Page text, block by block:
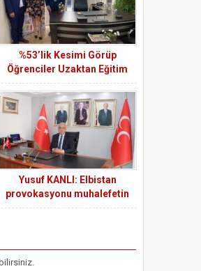
%53’lik Kesimi Görüp
Öğrenciler Uzaktan Eğitim
Görüyor Diye Sevinmek Çok
Yersiz.
Yusuf KANLI: Elbistan
provokasyonu muhalefetin
fitnesidir!